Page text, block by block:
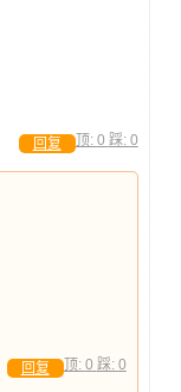
顶: 0 踩: 0
回复
顶: 0 踩: 0
回复